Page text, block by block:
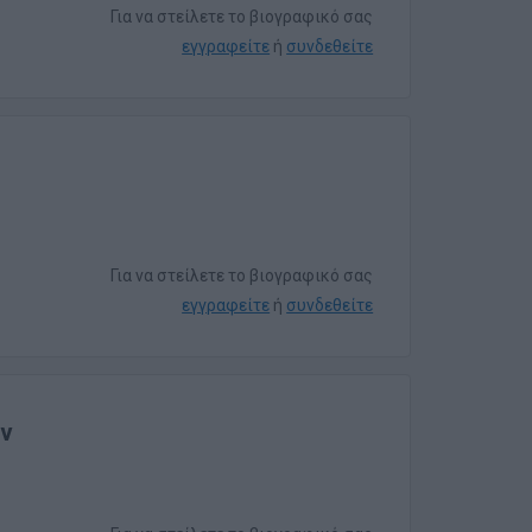
Για να στείλετε το βιογραφικό σας
εγγραφείτε ή συνδεθείτε
Για να στείλετε το βιογραφικό σας
εγγραφείτε ή συνδεθείτε